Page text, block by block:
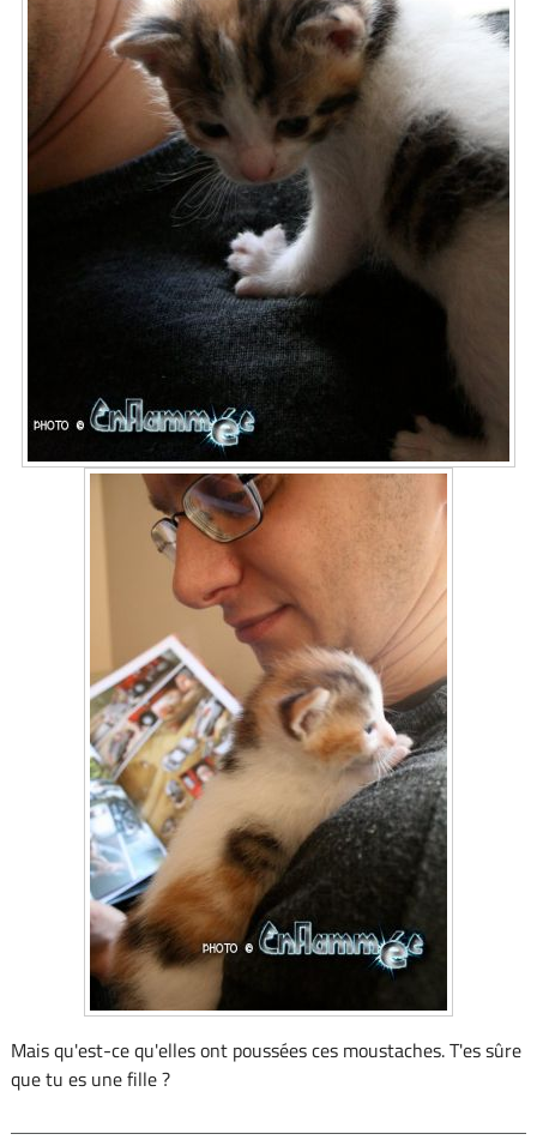
Mais qu'est-ce qu'elles ont poussées ces moustaches. T'es sûre
que tu es une fille ?